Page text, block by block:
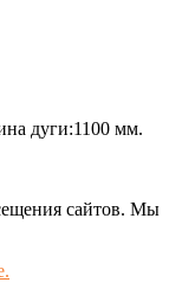
дуги:1100 мм.
сайтов. Мы